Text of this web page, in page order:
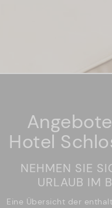
Hotel
NEHMEN SIE
URLAUB IM
Eine Übersicht der